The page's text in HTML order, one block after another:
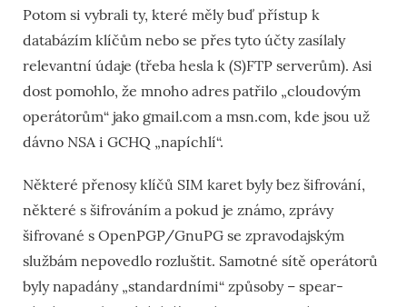
Potom si vybrali ty, které měly buď přístup k
databázím klíčům nebo se přes tyto účty zasílaly
relevantní údaje (třeba hesla k (S)FTP serverům). Asi
dost pomohlo, že mnoho adres patřilo „cloudovým
operátorům“ jako gmail.com a msn.com, kde jsou už
dávno NSA i GCHQ „napíchlí“.
Některé přenosy klíčů SIM karet byly bez šifrování,
některé s šifrováním a pokud je známo, zprávy
šifrované s OpenPGP/GnuPG se zpravodajským
službám nepovedlo rozluštit. Samotné sítě operátorů
byly napadány „standardními“ způsoby – spear-